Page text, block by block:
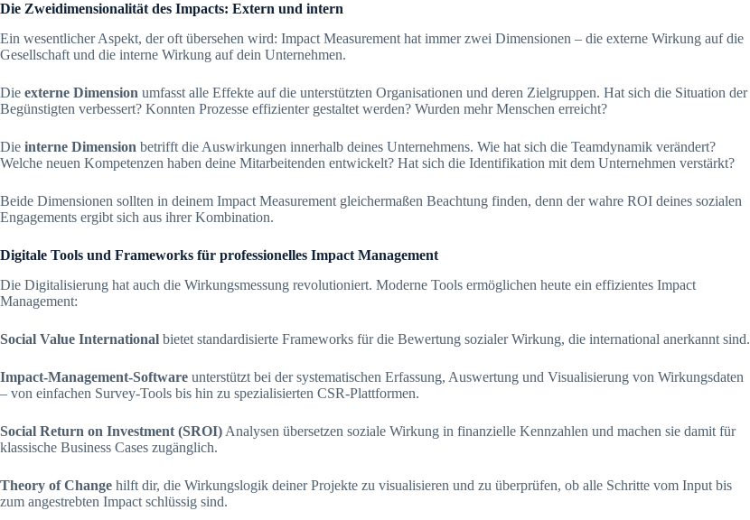
Die Zweidimensionalität des Impacts: Extern und intern
Ein wesentlicher Aspekt, der oft übersehen wird: Impact Measurement hat immer zwei Dimensionen – die externe Wirkung auf die
Gesellschaft und die interne Wirkung auf dein Unternehmen.
Die externe Dimension umfasst alle Effekte auf die unterstützten Organisationen und deren Zielgruppen. Hat sich die Situation der
Begünstigten verbessert? Konnten Prozesse effizienter gestaltet werden? Wurden mehr Menschen erreicht?
Die interne Dimension betrifft die Auswirkungen innerhalb deines Unternehmens. Wie hat sich die Teamdynamik verändert?
Welche neuen Kompetenzen haben deine Mitarbeitenden entwickelt? Hat sich die Identifikation mit dem Unternehmen verstärkt?
Beide Dimensionen sollten in deinem Impact Measurement gleichermaßen Beachtung finden, denn der wahre ROI deines sozialen
Engagements ergibt sich aus ihrer Kombination.
Digitale Tools und Frameworks für professionelles Impact Management
Die Digitalisierung hat auch die Wirkungsmessung revolutioniert. Moderne Tools ermöglichen heute ein effizientes Impact
Management:
Social Value International bietet standardisierte Frameworks für die Bewertung sozialer Wirkung, die international anerkannt sind.
Impact-Management-Software unterstützt bei der systematischen Erfassung, Auswertung und Visualisierung von Wirkungsdaten
– von einfachen Survey-Tools bis hin zu spezialisierten CSR-Plattformen.
Social Return on Investment (SROI) Analysen übersetzen soziale Wirkung in finanzielle Kennzahlen und machen sie damit für
klassische Business Cases zugänglich.
Theory of Change hilft dir, die Wirkungslogik deiner Projekte zu visualisieren und zu überprüfen, ob alle Schritte vom Input bis
zum angestrebten Impact schlüssig sind.